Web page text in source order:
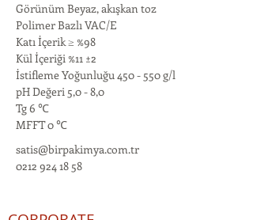
Görünüm Beyaz, akışkan toz
Polimer Bazlı VAC/E
Katı İçerik ≥ %98
Kül İçeriği %11 ±2
İstifleme Yoğunluğu 450 - 550 g/l
pH Değeri 5,0 - 8,0
Tg 6 ℃
MFFT 0 ℃
satis@birpakimya.com.tr
0212 924 18 58